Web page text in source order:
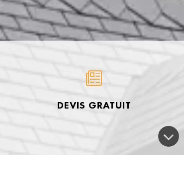
DEVIS GRATUIT